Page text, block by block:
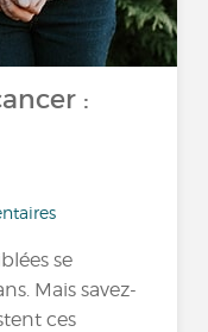
:
se
Mais savez-
ces